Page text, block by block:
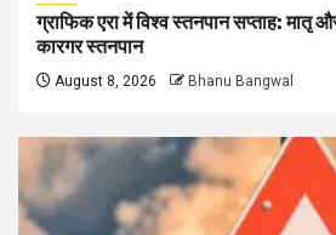
ग्राफिक एरा में विश्व स्तनपान सप्ताह: मातृ
कारगर स्तनपान
August 8, 2026 Bhanu Bangwal